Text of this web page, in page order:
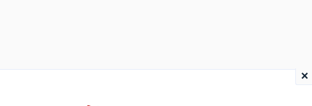
×